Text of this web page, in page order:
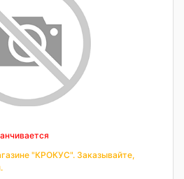
"КРОКУС". Заказывайте,